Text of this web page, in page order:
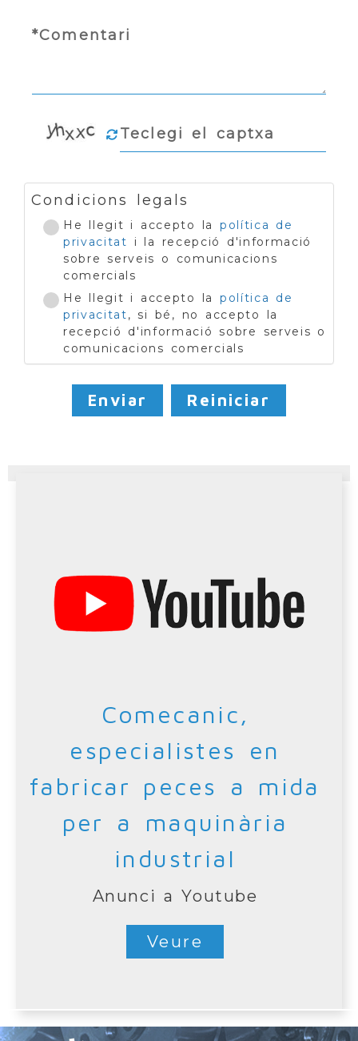
Condicions legals
He llegit i accepto la política de
privacitat
i la recepció d'informació
sobre serveis o comunicacions
comercials
He llegit i accepto la política de
privacitat, si bé, no accepto la
recepció d'informació sobre serveis o
comunicacions comercials
Enviar Reiniciar
Comecanic,
especialistes en
fabricar peces a mida
per a maquinària
industrial
Anunci a Youtube
Veure